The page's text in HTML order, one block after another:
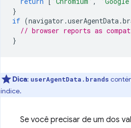
}
if (navigator .userAgentData.
// browser reports as
}
Dica: userAgentData.brands
índice.
Se você precisar de um dos